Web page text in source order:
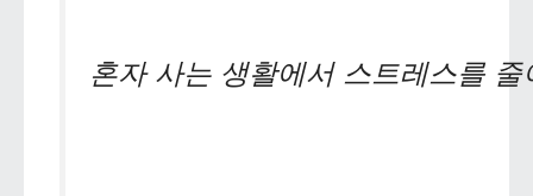
혼자 사는 생활에서 스트레스를